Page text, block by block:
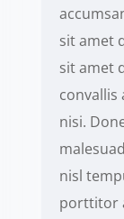
sit amet
sit amet
convallis
nisi.
nisl
porttitor